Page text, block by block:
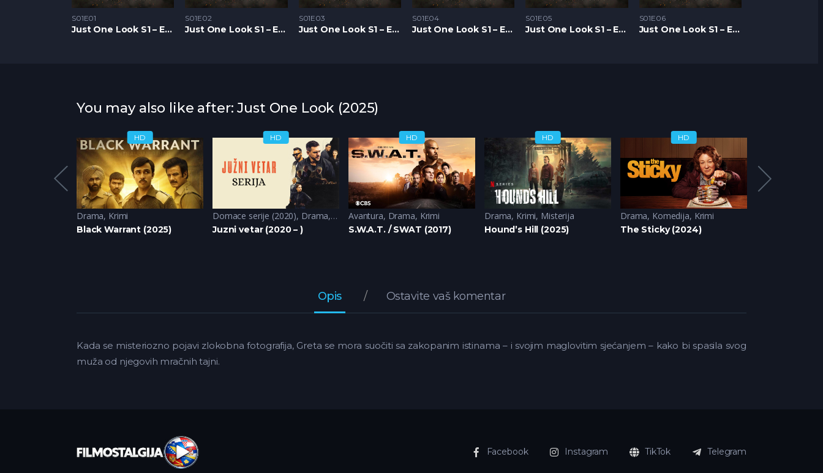
S01E01
Just One Look S1 – Epizoda 01
S01E02
Just One Look S1 – Epizoda 02
S01E03
Just One Look S1 – Epizoda 03
S01E04
Just One Look S1 – Epizoda 04
S01E05
Just One Look S1 – Epizoda 05
S01E06
Just One Look S1 – Epizoda 06
You may also like after: Just One Look (2025)
HD
Drama, Krimi
Black Warrant (2025)
HD
Domace serije (2020), Drama, Krimi,Triler
Juzni vetar (2020 – )
HD
Avantura, Drama, Krimi
S.W.A.T. / SWAT (2017)
HD
Drama, Krimi, Misterija
Hound’s Hill (2025)
HD
Drama, Komedija, Krimi
The Sticky (2024)
Opis Ostavite vaš komentar
Kada se misteriozno pojavi zlokobna fotografija, Greta se mora suočiti sa zakopanim istinama – i svojim maglovitim sjećanjem – kako bi spasila svog
muža od njegovih mračnih tajni.
Facebook Instagram TikTok Telegram